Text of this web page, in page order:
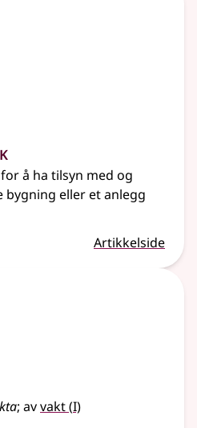
å ha tilsyn med og
bygning elleret anlegg
Artikkelside
; avvakt(1
I)